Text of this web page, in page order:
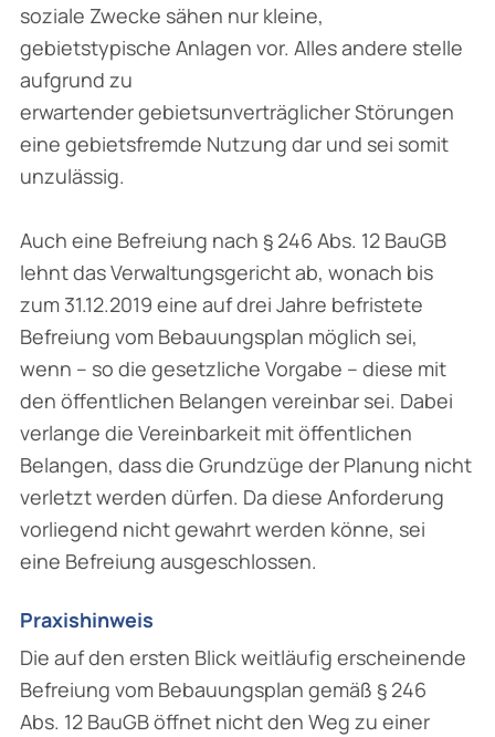
soziale Zwecke sähen nur kleine,
gebietstypische Anlagen vor. Alles andere stelle
aufgrund zu
erwartender gebietsunverträglicher Störungen
eine gebietsfremde Nutzung dar und sei somit
unzulässig.
Auch eine Befreiung nach § 246 Abs. 12 BauGB
lehnt das Verwaltungsgericht ab, wonach bis
zum 31.12.2019 eine auf drei Jahre befristete
Befreiung vom Bebauungsplan möglich sei,
wenn – so die gesetzliche Vorgabe – diese mit
den öffentlichen Belangen vereinbar sei. Dabei
verlange die Vereinbarkeit mit öffentlichen
Belangen, dass die Grundzüge der Planung nicht
verletzt werden dürfen. Da diese Anforderung
vorliegend nicht gewahrt werden könne, sei
eine Befreiung ausgeschlossen.
Praxishinweis
Die auf den ersten Blick weitläufig erscheinende
Befreiung vom Bebauungsplan gemäß § 246
Abs. 12 BauGB öffnet nicht den Weg zu einer